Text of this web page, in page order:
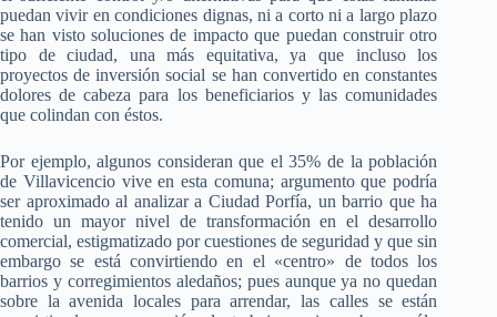
puedan vivir en condiciones dignas, ni a corto ni a largo plazo
se han visto soluciones de impacto que puedan construir otro
tipo de ciudad, una más equitativa, ya que incluso los
proyectos de inversión social se han convertido en constantes
dolores de cabeza para los beneficiarios y las comunidades
que colindan con éstos.
Por ejemplo, algunos consideran que el 35% de la población
de Villavicencio vive en esta comuna; argumento que podría
ser aproximado al analizar a Ciudad Porfía, un barrio que ha
tenido un mayor nivel de transformación en el desarrollo
comercial, estigmatizado por cuestiones de seguridad y que sin
embargo se está convirtiendo en el «centro» de todos los
barrios y corregimientos aledaños; pues aunque ya no quedan
sobre la avenida locales para arrendar, las calles se están